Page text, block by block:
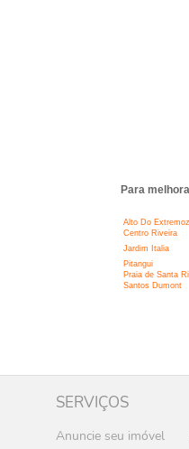
Para
Alto Do Extremoz
Centro Riveira
Jardim Italia
Pitangui
Praia de Santa
Santos Dumont
SERVIÇOS
Anuncie seu imóvel